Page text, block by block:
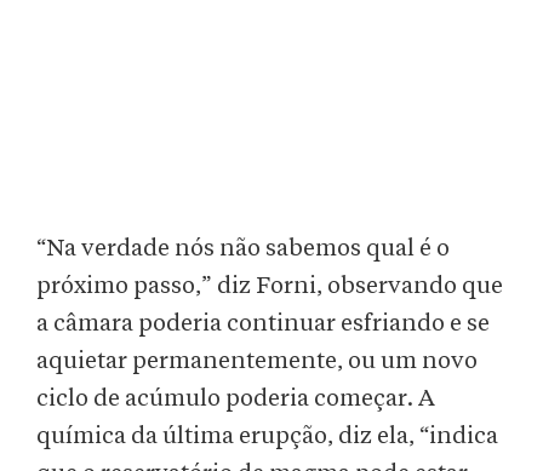
“Na verdade nós não sabemos qual é o
próximo passo,” diz Forni, observando que
a câmara poderia continuar esfriando e se
aquietar permanentemente, ou um novo
ciclo de acúmulo poderia começar. A
química da última erupção, diz ela, “indica